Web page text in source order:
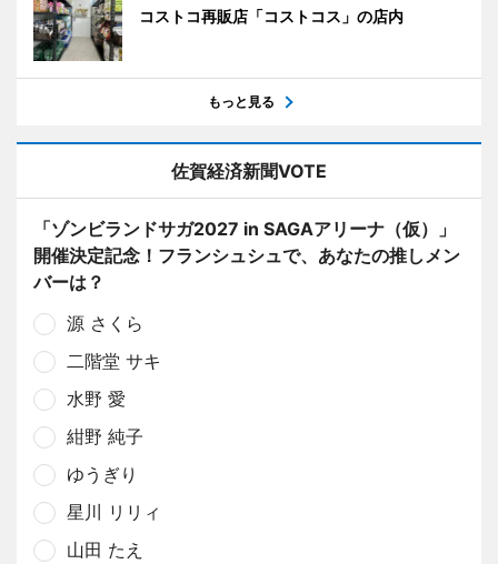
コストコ再販店「コストコス」の店内
もっと見る
佐賀経済新聞VOTE
「ゾンビランドサガ2027 in SAGAアリーナ（仮）」
開催決定記念！フランシュシュで、あなたの推しメン
バーは？
源 さくら
二階堂 サキ
水野 愛
紺野 純子
ゆうぎり
星川 リリィ
山田 たえ